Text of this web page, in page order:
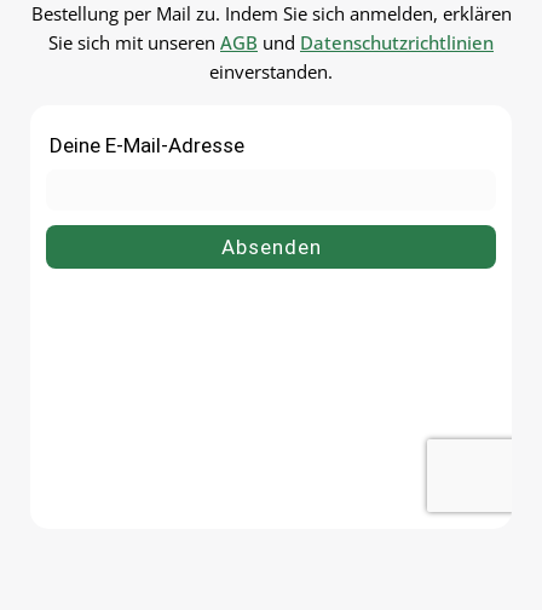
Bestellung per Mail zu. Indem Sie sich anmelden, erklären
Sie sich mit unseren AGB und Datenschutzrichtlinien
einverstanden.